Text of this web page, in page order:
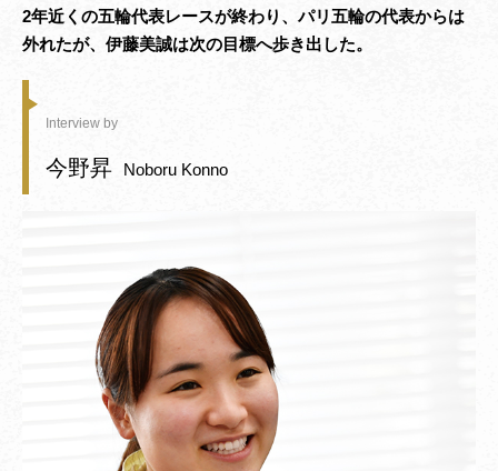
2年近くの五輪代表レースが終わり、パリ五輪の代表からは
外れたが、伊藤美誠は次の目標へ歩き出した。
Interview by
今野昇 Noboru Konno